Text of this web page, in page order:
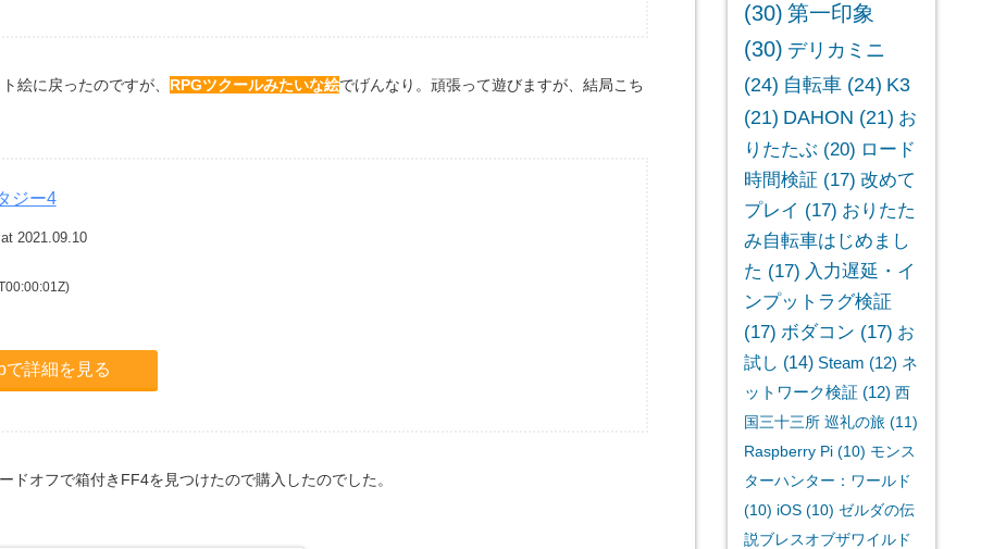
絵に戻ったのですが、 RPGツクールみたいな絵でげんなり。頑張って遊びますが、結局こち
ジー4
2021.09.10
で詳細を見る
オフで箱付きFF4を見つけたので購入したのでした。
(30) 第一印象
(30) デリカミニ
(24) 自転車(24) K3
(21) DAHON (21) お
りたたぶ (20) ロード
時間検証 (17) 改めて
プレイ (17) おりたた
み自転車はじめまし
た (17) 入力遅延・イ
ンプットラグ検証
(17) ボダコン (17) お
試し (14) Steam (12) ネ
ットワーク検証 (12) 西
国三十三所 巡礼の旅(11)
Raspberry Pi(10) モンス
ターハンター：ワールド
(10) iOS(10) ゼルダの伝
説ブレスオブザワイルド